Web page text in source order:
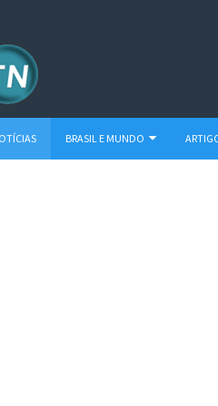
BRASIL E MUNDO